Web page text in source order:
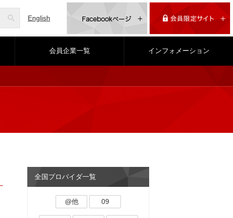
English
会員企業一覧 インフォメーション
全国プロバイダ一覧
@他 09